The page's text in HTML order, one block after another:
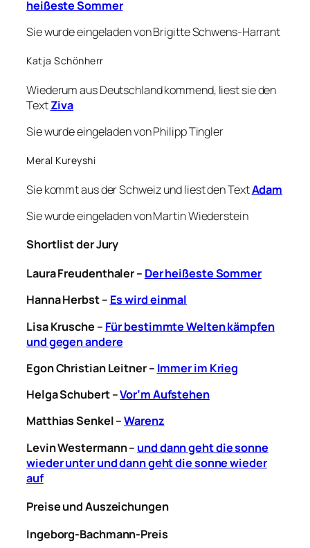
heißeste Sommer
Sie wurde eingeladen von Brigitte Schwens-Harrant
Katja Schönherr
Wiederum aus Deutschland kommend, liest sie den
TextZiva
Sie wurde eingeladen von Philipp Tingler
Meral Kureyshi
Sie kommt aus der Schweiz und liest den TextAdam
Sie wurde eingeladen von Martin Wiederstein
Shortlist der Jury
Laura Freudenthaler – Der heißeste Sommer
Hanna Herbst – Es wird einmal
Lisa Krusche – Für bestimmte Welten kämpfen
und gegen andere
Egon Christian Leitner – Immer im Krieg
Helga Schubert –Vor’m Aufstehen
Matthias Senkel –Warenz
Levin Westermann – und dann geht die sonne
wieder unter und dann geht die sonne wieder
auf
Preise und Auszeichungen
Ingeborg-Bachmann-Preis